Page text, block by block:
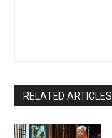
RELATED ARTICLES